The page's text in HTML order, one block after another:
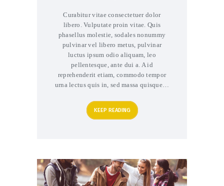
Curabitur vitae consectetuer dolor
libero. Vulputate proin vitae. Quis
phasellus molestie, sodales nonummy
pulvinar vel libero metus, pulvinar
luctus ipsum odio aliquam, leo
pellentesque, ante dui a. A id
reprehenderit etiam, commodo tempor
urna lectus quis in, sed massa quisque…
KEEP READING